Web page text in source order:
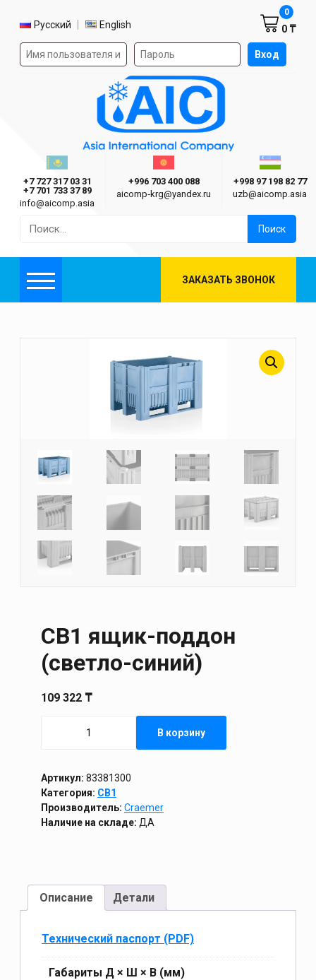
Выбор языка
Русский English
Форма авторизации на сайте Вход
0 ₸
0
Asia International Company
Казахстан г. Алматы
+7 727 317 03 31
+7 701 733 37 89
info@aicomp.asia
Киргизия г. Бишкек
+996 703 400 088
aicomp‑krg@yandex.ru
+998 97 198 82 77
uzb@aicomp.asia
Меню ЗАКАЗАТЬ ЗВОНОК
CB1 ящик-поддон
(светло-синий)
109 322 ₸
поддон
(светло-
синий)
В корзину
Артикул: 83381300
Категория: CB1
Производитель: Craemer
Наличие на складе: ДА
Описание Детали
Технический паспорт (PDF)
Габариты Д × Ш × В (мм)